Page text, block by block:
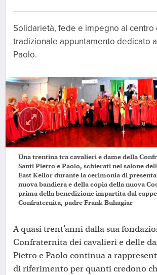
Solidarietà, fede e impegno al centro
tradizionale appuntamento dedicato
Paolo.
Una trentina tra cavalieri e dame della
Santi Pietro e Paolo, schierati nel salone
East Keilor durante la cerimonia di
nuova bandiera e della copia della nuova
prima della benedizione impartita dal
Confraternita, padre Frank Buhagiar
A quasi trent’anni dalla sua
Confraternita dei cavalieri e delle
Pietro e Paolo continua a
di riferimento per quanti credono